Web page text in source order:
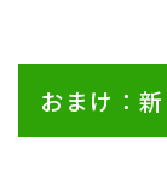
おまけ：